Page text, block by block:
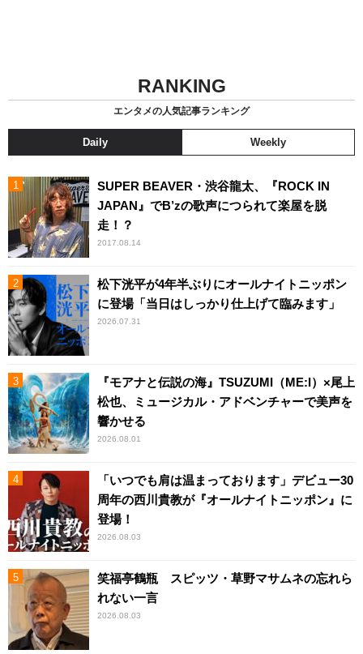
RANKING
エンタメの人気記事ランキング
Daily Weekly
SUPER BEAVER・渋谷龍太、『ROCK IN
JAPAN』でB’zの歌声につられて楽屋を脱
走！？
2017.08.14
松下洸平が4年半ぶりにオールナイトニッポン
に登場「当日はしっかり仕上げて臨みます」
2026.07.31
『モアナと伝説の海』TSUZUMI（ME:I）×尾上
松也、ミュージカル・アドベンチャーで美声を
響かせる
2026.08.01
「いつでも肩は温まっております」デビュー30
周年の西川貴教が『オールナイトニッポン』に
登場！
2026.08.03
笑福亭鶴瓶 スピッツ・草野マサムネの忘れら
れない一言
2026.08.03